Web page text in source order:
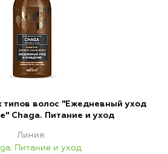
типов волос "Ежедневный уход
Chaga. Питание и уход
Линия
Питание и уход